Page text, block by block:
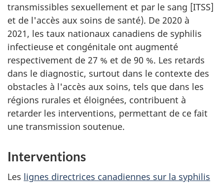
transmissibles sexuellement et par le sang [ITSS]
et de l'accès aux soins de santé). De 2020 à
2021, les taux nationaux canadiens de syphilis
infectieuse et congénitale ont augmenté
respectivement de 27 % et de 90 %. Les retards
dans le diagnostic, surtout dans le contexte des
obstacles à l'accès aux soins, tels que dans les
régions rurales et éloignées, contribuent à
retarder les interventions, permettant de ce fait
une transmission soutenue.
Interventions
Les lignes directrices canadiennes sur la syphilis